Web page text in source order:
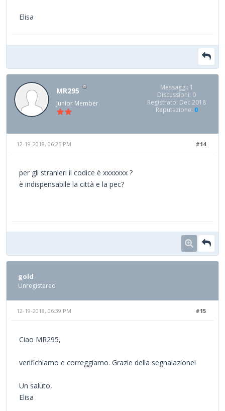
Elisa
MR295
Junior Member
Messaggi: 1
Discussioni: 0
Registrato: Dec 2018
Reputazione: 0
#14
12-19-2018, 06:25 PM
per gli stranieri il codice è xxxxxxx ?
è indispensabile la città e la pec?
gold
Unregistered
#15
12-19-2018, 06:39 PM
Ciao MR295,
verifichiamo e correggiamo. Grazie della segnalazione!
Un saluto,
Elisa